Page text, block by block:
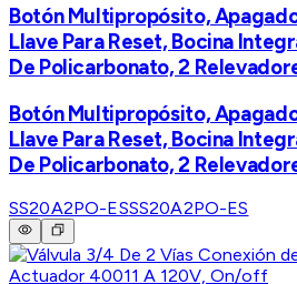
Botón Multipropósito,
Llave Para Reset, Bocina
De Policarbonato, 2
Botón Multipropósito,
Llave Para Reset, Bocina
De Policarbonato, 2
SS20A2PO-ESSS20A2PO-ES